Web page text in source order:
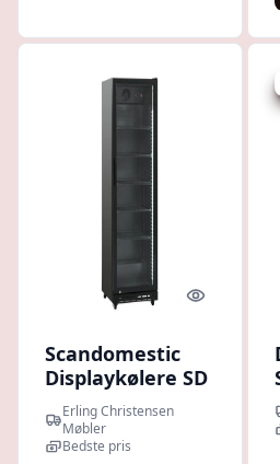
Quick look
Scandomestic
Displaykølere SD
430 BE : Erling
Christensen
Møbler
Erling Christensen
Møbler
Bedste pris